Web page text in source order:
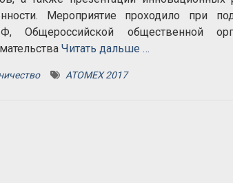
Мероприятие проходило при
Общероссийской общественной
Читать дальше …
ATOMEX 2017